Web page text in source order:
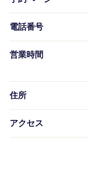
電話番号
営業時間
住所
アクセス